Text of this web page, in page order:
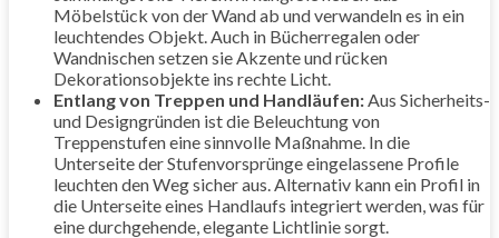
Möbelstück von der Wand ab und verwandeln es in ein
leuchtendes Objekt. Auch in Bücherregalen oder
Wandnischen setzen sie Akzente und rücken
Dekorationsobjekte ins rechte Licht.
Entlang von Treppen und Handläufen: Aus Sicherheits-
und Designgründen ist die Beleuchtung von
Treppenstufen eine sinnvolle Maßnahme. In die
Unterseite der Stufenvorsprünge eingelassene Profile
leuchten den Weg sicher aus. Alternativ kann ein Profil in
die Unterseite eines Handlaufs integriert werden, was für
eine durchgehende, elegante Lichtlinie sorgt.